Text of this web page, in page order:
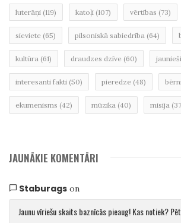
luterāņi (119) katoļi (107) vērtības (73)
sieviete (65) pilsoniskā sabiedrība (64)
kultūra (61) draudzes dzīve (60) jaunieši
interesanti fakti (50) pieredze (48)
ekumenisms (42) mūzika (40) misija
JAUNĀKIE KOMENTĀRI
Staburagson
Jaunu vīriešu skaits baznīcās pieaug! Kas notiek?